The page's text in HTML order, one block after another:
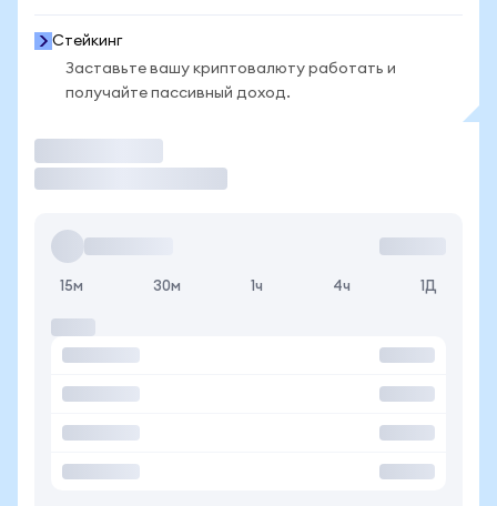
Стейкинг
Заставьте вашу криптовалюту работать и
получайте пассивный доход.
15м 30м 1ч 4ч 1Д